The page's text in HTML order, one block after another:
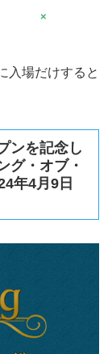
×
入場だけすると
ンを記念し
グ・オブ・
年4月9日